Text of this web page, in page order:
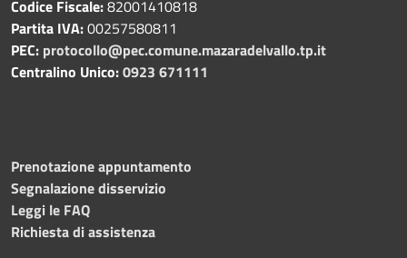
Codice Fiscale:82001410818
Partita IVA:00257580811
PEC: protocollo@pec.comune.mazaradelvallo.tp.it
Centralino Unico:0923 671111
Prenotazione appuntamento
Segnalazione disservizio
Leggi le FAQ
Richiesta di assistenza